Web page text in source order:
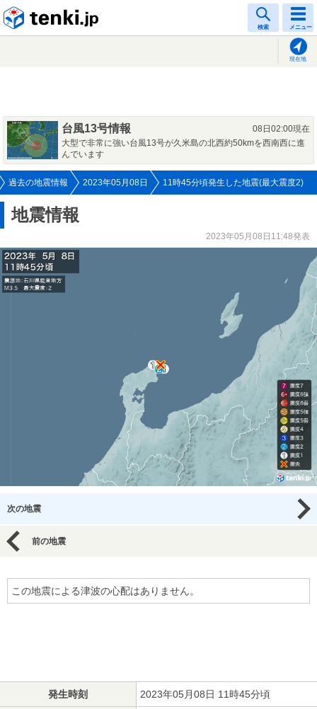
検索 メニュー
現在地
台風13号情報
08日02:00現在
大型で非常に強い台風13号が久米島の北西約50kmを西南西に進
んでいます
過去の地震情報 2023年05月08日 11時45分頃発生した地震(最大震度2)
地震情報
2023年05月08日11:48発表
次の地震
前の地震
この地震による津波の心配はありません。
発生時刻 2023年05月08日 11時45分頃